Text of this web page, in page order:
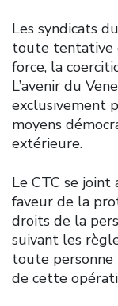
Les syndicats
toute tentative
force, la
L’avenir du
exclusivement
moyens
extérieure.
Le CTC se
faveur de la
droits de la
suivant les
toute
de cette